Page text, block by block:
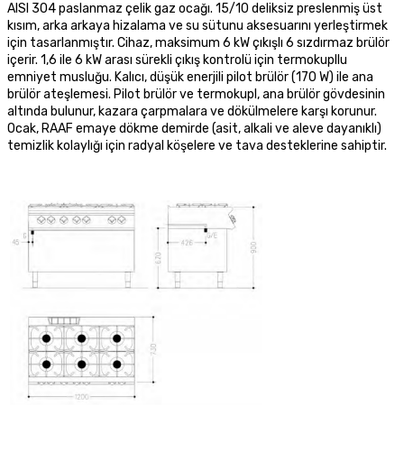
AISI 304 paslanmaz çelik gaz ocağı. 15/10 deliksiz preslenmiş üst
kısım, arka arkaya hizalama ve su sütunu aksesuarını yerleştirmek
için tasarlanmıştır. Cihaz, maksimum 6 kW çıkışlı 6 sızdırmaz brülör
içerir. 1,6 ile 6 kW arası sürekli çıkış kontrolü için termokupllu
emniyet musluğu. Kalıcı, düşük enerjili pilot brülör (170 W) ile ana
brülör ateşlemesi. Pilot brülör ve termokupl, ana brülör gövdesinin
altında bulunur, kazara çarpmalara ve dökülmelere karşı korunur.
Ocak, RAAF emaye dökme demirde (asit, alkali ve aleve dayanıklı)
temizlik kolaylığı için radyal köşelere ve tava desteklerine sahiptir.